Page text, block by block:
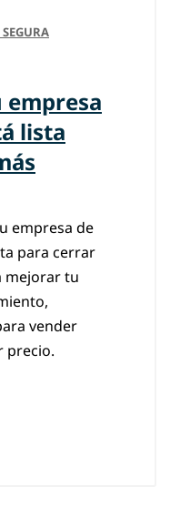
empresa
lista
empresa de
para cerrar
mejorar tu
vender
precio.